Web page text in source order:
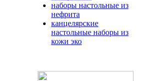
наборы настольные из
нефрита
канцелярские
настольные наборы из
кожи эко